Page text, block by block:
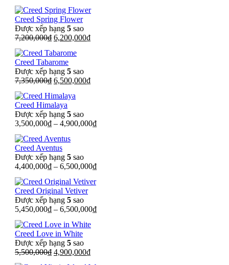
là:
7,300,000₫.
tại
Creed Spring Flower
Được xếp hạng 5 sao
7,200,000₫ Giá
là:
7,200,000₫.
6,200,000₫Giá
Creed Tabarome
Được xếp hạng 5 sao
7,350,000₫ Giá
là:
7,350,000₫.
6,500,000₫Giá
Creed Himalaya
Được xếp hạng 5 sao
3,500,000₫ – 4,900,000₫
Creed Aventus
Được xếp hạng 5 sao
4,400,000₫ – 6,500,000₫
Creed Original Vetiver
Được xếp hạng 5 sao
5,450,000₫ – 6,500,000₫
Creed Love in White
Được xếp hạng 5 sao
5,500,000₫ Giá
4,900,000₫Giá